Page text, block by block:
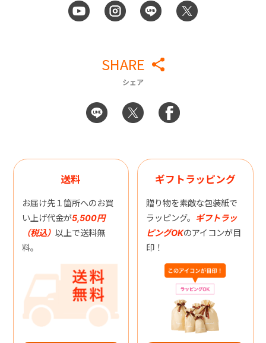
SHARE
シェア
送料
お届け先１箇所へのお買
い上げ代金が5,500円
（税込） 以上で送料無
料。
ギフトラッピング
贈り物を素敵な包装紙で
ラッピング。 ギフトラッ
ピングOKのアイコンが目
印！